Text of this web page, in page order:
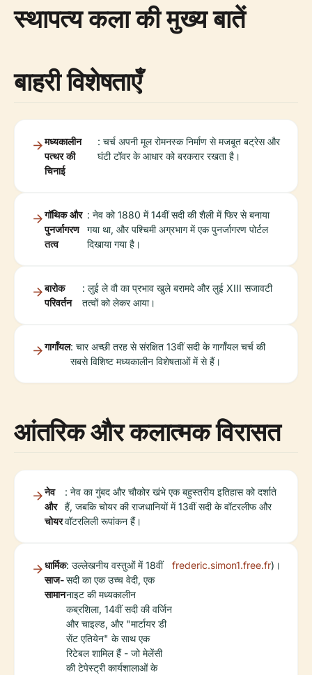
स्थापत्य कला की मुख्य बातें
बाहरी विशेषताएँ
मध्यकालीन
पत्थर की
चिनाई
: चर्च अपनी मूल रोमनस्क निर्माण से मजबूत बट्रेस और
घंटी टॉवर के आधार को बरकरार रखता है।
गॉथिक और
पुनर्जागरण
तत्व
: नेव को 1880 में 14वीं सदी की शैली में फिर से बनाया
गया था, और पश्चिमी अग्रभाग में एक पुनर्जागरण पोर्टल
दिखाया गया है।
बारोक
परिवर्तन
: लुई ले वौ का प्रभाव खुले बरामदे और लुई XIII सजावटी
तत्वों को लेकर आया।
गार्गॉयल: चार अच्छी तरह से संरक्षित 13वीं सदी के गार्गॉयल चर्च की
सबसे विशिष्ट मध्यकालीन विशेषताओं में से हैं।
आंतरिक और कलात्मक विरासत
नेव
और
चोयर
: नेव का गुंबद और चौकोर खंभे एक बहुस्तरीय इतिहास को दर्शाते
हैं, जबकि चोयर की राजधानियों में 13वीं सदी के वॉटरलीफ और
वॉटरलिली रूपांकन हैं।
धार्मिक
साज-
सामान
: उल्लेखनीय वस्तुओं में 18वीं
सदी का एक उच्च वेदी, एक
नाइट की मध्यकालीन
कब्रशिला, 14वीं सदी की वर्जिन
और चाइल्ड, और "मार्टायर डी
सेंट एतियेन" के साथ एक
रिटेबल शामिल हैं - जो मेलेंसी
की टेपेस्ट्री कार्यशालाओं के
frederic.simon1.free.fr)।